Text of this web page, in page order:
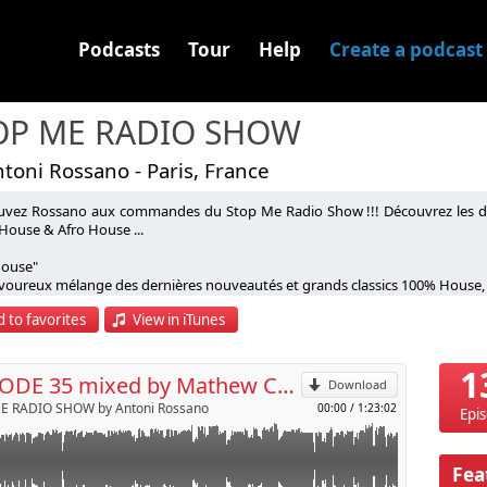
Podcasts Tour Help Create a podcast
ME RADIO SHOW
Rossano - Paris, France
Rossano aux commandes du Stop Me Radio Show !!! Découvrez les
& Afro House ...
mélange des dernières nouveautés et grands classics 100%
conçu pour vous donner la banane et la pêche.
mois, il invite un DJ — local ou international — à partager les platines du
éclectique, pensée pour faire vibrer le public au rythme des
premiers noms annoncés :
Lionel Galia, Yoann Swann, Ceeryl Chardonnay, Sam Karlson, Nataly K,
to favorites View in iTunes
Download
00:00 / 1:23:02
EPISODE 35 mixed by Mathew Costa
RADIO SHOW by Antoni Rossano
Send by email